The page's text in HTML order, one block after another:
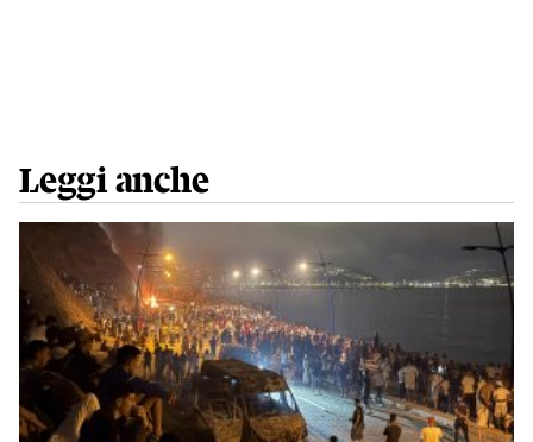
Leggi anche